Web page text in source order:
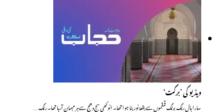
ویڈیو کی ’برکت‘
سارا ہال رنگ برنگ قمقموں سے بقعۂ نور بنا ہوا تھا۔ انوکھی سج دھج سے ہر مہمان آرہا تھا۔ رنگ…